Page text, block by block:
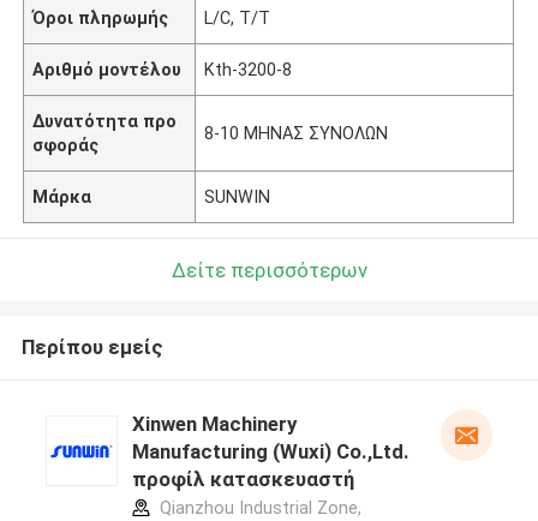
Όροι πληρωμής L/C, T/T
Αριθμό μοντέλου Kth-3200-8
Δυνατότητα προ
σφοράς
8-10 ΜΗΝΑΣ ΣΥΝΟΛΩΝ
Μάρκα SUNWIN
Δείτε περισσότερων
Περίπου εμείς
Xinwen Machinery
Manufacturing (Wuxi) Co.,Ltd.
προφίλ κατασκευαστή
Qianzhou Industrial Zone,